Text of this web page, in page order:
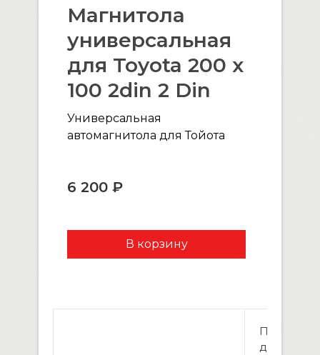
Магнитола
универсальная
для Toyota 200 х
100 2din 2 Din
Универсальная
автомагнитола для Тойота
6 200 ₽